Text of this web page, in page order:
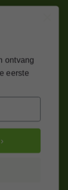
in je
ontvang
eerste